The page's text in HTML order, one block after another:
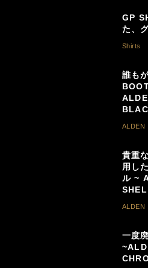
GP
た、
Shirts
誰も
ALDEN
貴重
用し
ル ~
ALDEN
一度